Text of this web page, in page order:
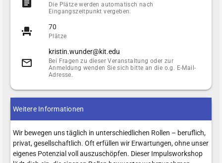
Die Plätze werden automatisch nach
Eingangszeitpunkt vergeben.
70
Plätze
kristin.wunder@kit.edu
Bei Fragen zu dieser Veranstaltung oder zur
Anmeldung wenden Sie sich bitte an die o.g. E-Mail-
Adresse.
Weitere Informationen
Wir bewegen uns täglich in unterschiedlichen Rollen – beruflich,
privat, gesellschaftlich. Oft erfüllen wir Erwartungen, ohne unser
eigenes Potenzial voll auszuschöpfen. Dieser Impulsworkshop